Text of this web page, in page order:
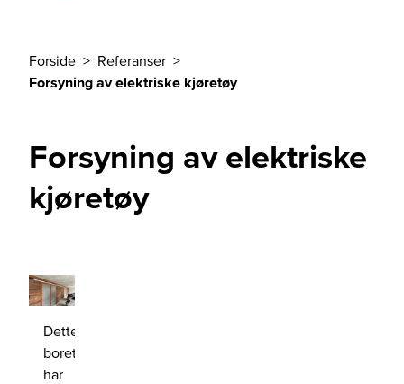
Du er her
Forside
Referanser
Forsyning av elektriske kjøretøy
Forsyning av elektriske
kjøretøy
Dette
boretslaget
har